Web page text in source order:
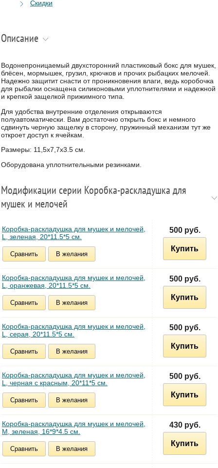
Скидки
Описание
Водонепроницаемый двухсторонний пластиковый бокс для мушек,
блёсен, мормышек, грузил, крючков и прочих рыбацких мелочей.
Надежно защитит снасти от проникновения влаги, ведь коробочка
для рыбалки оснащена силиконовыми уплотнителями и надежной
и крепкой защелкой прижимного типа.
Для удобства внутренние отделения открываются
полуавтоматически. Вам достаточно открыть бокс и немного
сдвинуть черную защелку в сторону, пружинный механизм тут же
откроет доступ к ячейкам.
Размеры: 11,5х7,7х3.5 см.
Оборудована уплотнительными резинками.
Модификации серии Коробка-раскладушка для
мушек и мелочей
Коробка-раскладушка для мушек и мелочей,
L, зеленая, 20*11.5*5 см.
Сравнить В желания
500 руб.
Купить
Коробка-раскладушка для мушек и мелочей,
L, оранжевая, 20*11.5*5 см.
Сравнить В желания
500 руб.
Купить
Коробка-раскладушка для мушек и мелочей,
L, серая, 20*11.5*5 см.
Сравнить В желания
500 руб.
Купить
Коробка-раскладушка для мушек и мелочей,
L, черная с красным, 20*11*5 см.
Сравнить В желания
500 руб.
Купить
Коробка-раскладушка для мушек и мелочей,
M, зеленая, 16*9*4.5 см.
Сравнить В желания
430 руб.
Купить